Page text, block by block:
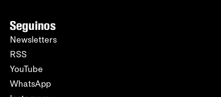
Seguinos
Newsletters
RSS
YouTube
WhatsApp